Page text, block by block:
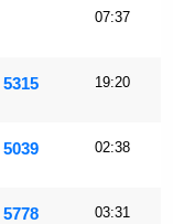
07:37
5315 19:20
5039 02:38
5778 03:31